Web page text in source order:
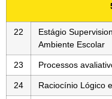
22
Estágio
Ambiente Escolar
23 Processos
24 Raciocínio Lógico